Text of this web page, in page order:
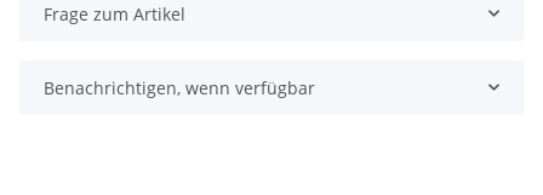
Frage zum Artikel
Benachrichtigen, wenn verfügbar